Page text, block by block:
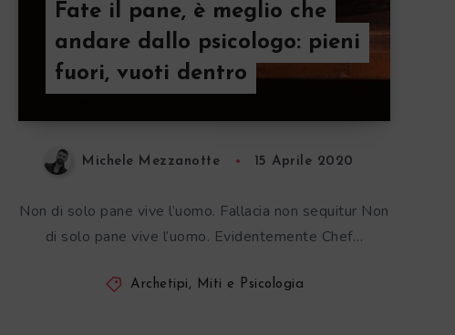
Fate il pane, è meglio che
andare dallo psicologo: pieni
fuori, vuoti dentro
Michele Mezzanotte 15 Aprile 2020
Non di solo pane vive l’uomo. Fallacia non sequitur Non
di solo pane vive l’uomo. Evidentemente Chef…
Archetipi, Miti e Psicologia